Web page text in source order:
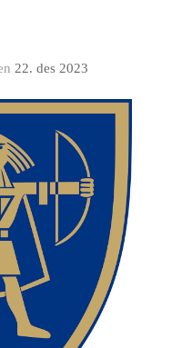
22. des 2023